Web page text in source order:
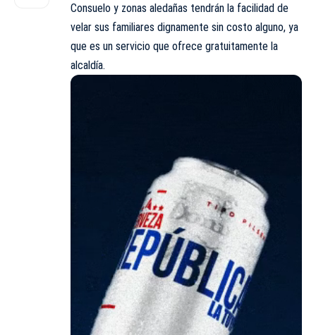
Consuelo y zonas aledañas tendrán la facilidad de
velar sus familiares dignamente sin costo alguno, ya
que es un servicio que ofrece gratuitamente la
alcaldía.